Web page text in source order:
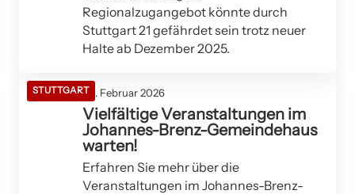
Regionalzugangebot könnte durch
Stuttgart 21 gefährdet sein trotz neuer
Halte ab Dezember 2025.
STUTTGART05. Februar 2026
Vielfältige Veranstaltungen im
Johannes-Brenz-Gemeindehaus
warten!
Erfahren Sie mehr über die
Veranstaltungen im Johannes-Brenz-